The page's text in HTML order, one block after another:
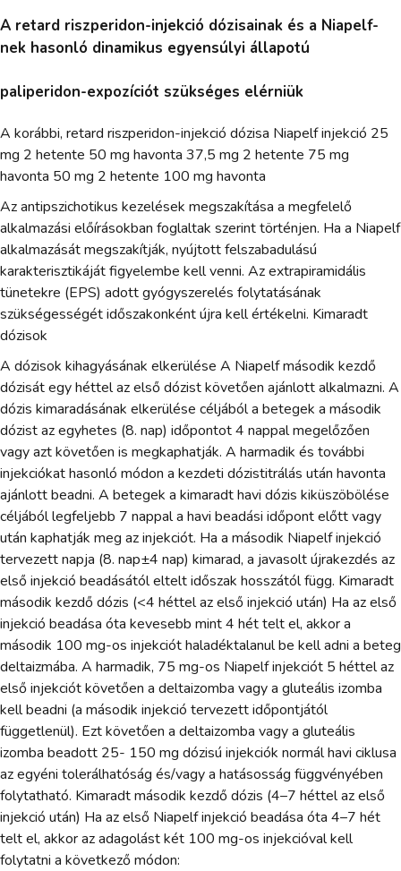
A retard riszperidon-injekció dózisainak és a Niapelf-
nek hasonló dinamikus egyensúlyi állapotú
paliperidon-expozíciót szükséges elérniük
A korábbi, retard riszperidon-injekció dózisa Niapelf injekció 25
mg 2 hetente 50 mg havonta 37,5 mg 2 hetente 75 mg
havonta 50 mg 2 hetente 100 mg havonta
Az antipszichotikus kezelések megszakítása a megfelelő
alkalmazási előírásokban foglaltak szerint történjen. Ha a Niapelf
alkalmazását megszakítják, nyújtott felszabadulású
karakterisztikáját figyelembe kell venni. Az extrapiramidális
tünetekre (EPS) adott gyógyszerelés folytatásának
szükségességét időszakonként újra kell értékelni. Kimaradt
dózisok
A dózisok kihagyásának elkerülése A Niapelf második kezdő
dózisát egy héttel az első dózist követően ajánlott alkalmazni. A
dózis kimaradásának elkerülése céljából a betegek a második
dózist az egyhetes (8. nap) időpontot 4 nappal megelőzően
vagy azt követően is megkaphatják. A harmadik és további
injekciókat hasonló módon a kezdeti dózistitrálás után havonta
ajánlott beadni. A betegek a kimaradt havi dózis kiküszöbölése
céljából legfeljebb 7 nappal a havi beadási időpont előtt vagy
után kaphatják meg az injekciót. Ha a második Niapelf injekció
tervezett napja (8. nap±4 nap) kimarad, a javasolt újrakezdés az
első injekció beadásától eltelt időszak hosszától függ. Kimaradt
második kezdő dózis (<4 héttel az első injekció után) Ha az első
injekció beadása óta kevesebb mint 4 hét telt el, akkor a
második 100 mg-os injekciót haladéktalanul be kell adni a beteg
deltaizmába. A harmadik, 75 mg-os Niapelf injekciót 5 héttel az
első injekciót követően a deltaizomba vagy a gluteális izomba
kell beadni (a második injekció tervezett időpontjától
függetlenül). Ezt követően a deltaizomba vagy a gluteális
izomba beadott 25- 150 mg dózisú injekciók normál havi ciklusa
az egyéni tolerálhatóság és/vagy a hatásosság függvényében
folytatható. Kimaradt második kezdő dózis (4–7 héttel az első
injekció után) Ha az első Niapelf injekció beadása óta 4–7 hét
telt el, akkor az adagolást két 100 mg-os injekcióval kell
folytatni a következő módon: